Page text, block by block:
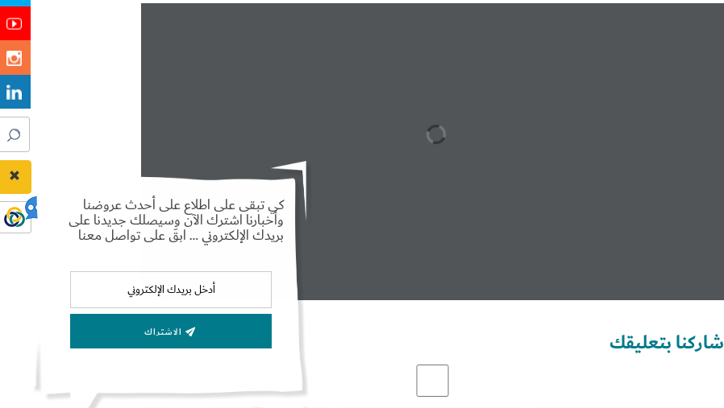
شاركنا بتعليقك
كي تبقى على اطلاع على أحدث عروضنا
وأخبارنا اشترك الآن وسيصلك جديدنا على
بريدك الإلكتروني … ابقَ على تواصل معنا